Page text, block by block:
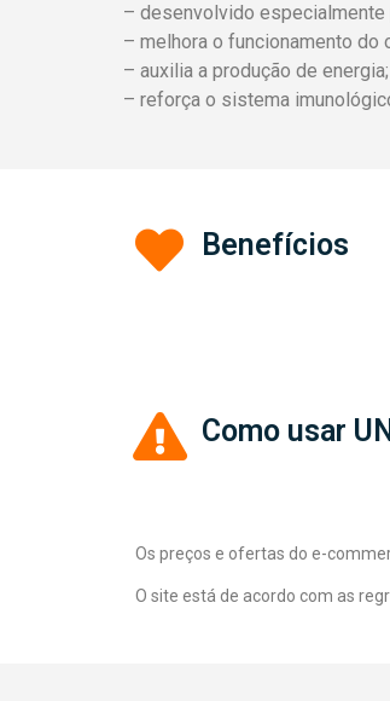
– desenvolvido especialmente
– melhora o funcionamento do
– auxilia a produção de energia;
– reforça o sistema
Benefícios
Como usar
Os preços e ofertas do e-
O site está de acordo com as